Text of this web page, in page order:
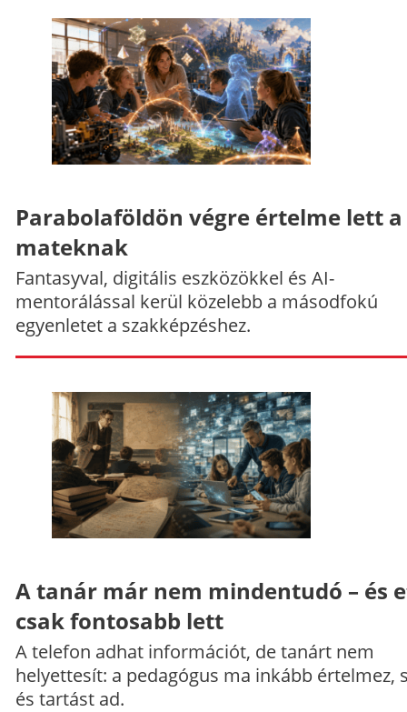
Parabolaföldön végre értelme lett a
mateknak
Fantasyval, digitális eszközökkel és AI-
mentorálással kerül közelebb a másodfokú
egyenletet a szakképzéshez.
A tanár már nem mindentudó – és
csak fontosabb lett
A telefon adhat információt, de tanárt nem
helyettesít: a pedagógus ma inkább értelmez,
és tartást ad.